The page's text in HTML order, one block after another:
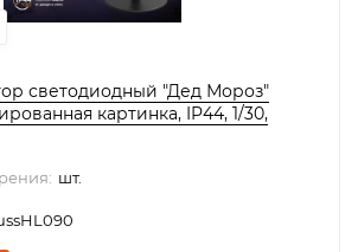
светодиодный "Дед Мороз"
картинка, IP44, 1/30,
шт.